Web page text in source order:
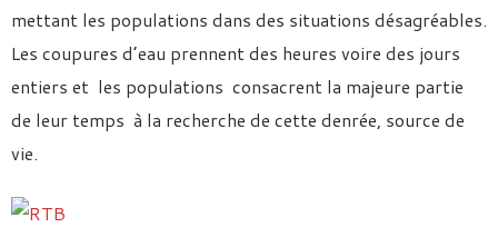
mettant les populations dans des situations désagréables.
Les coupures d’eau prennent des heures voire des jours
entiers et les populations consacrent la majeure partie
de leur temps à la recherche de cette denrée, source de
vie.